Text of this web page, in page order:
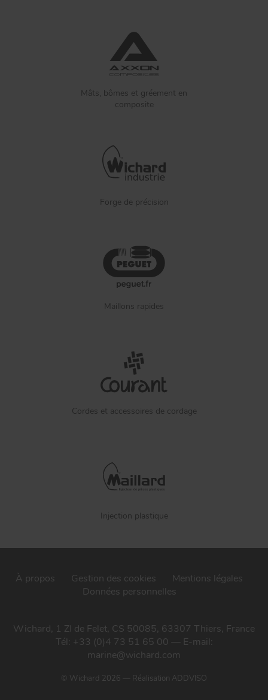
Mâts, bômes et gréement en
composite
Forge de précision
Maillons rapides
Cordes et accessoires de cordage
Injection plastique
À propos Gestion des cookies
Mentions légales
Données personnelles
Wichard, 1 ZI de Felet, CS 50085, 63307 Thiers, France
Tél: +33 (0)4 73 51 65 00 — E-mail:
marine@wichard.com
© Wichard 2026 — Réalisation ADDVISO